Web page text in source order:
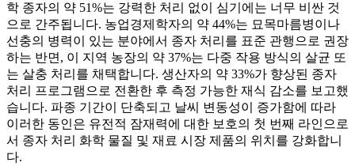
학 종자의 약 51%는 강력한 처리 없이 심기에는 너무 비싼 것
으로 간주됩니다. 농업경제학자의 약 44%는 묘목마름병이나
선충의 병력이 있는 분야에서 종자 처리를 표준 관행으로 권장
하는 반면, 이 지역 농장의 약 37%는 다중 작용 방식의 살균 또
는 살충 처리를 채택합니다. 생산자의 약 33%가 향상된 종자
처리 프로그램으로 전환한 후 측정 가능한 재식 감소를 보고했
습니다. 파종 기간이 단축되고 날씨 변동성이 증가함에 따라
이러한 동인은 유전적 잠재력에 대한 보호의 첫 번째 라인으로
서 종자 처리 화학 물질 및 재료 시장 제품의 위치를 ​​강화합니
다.